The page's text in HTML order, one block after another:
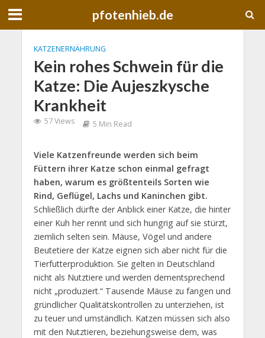
pfotenhieb.de
KATZENERNÄHRUNG
Kein rohes Schwein für die
Katze: Die Aujeszkysche
Krankheit
57 Views 5 Min Read
Viele Katzenfreunde werden sich beim
Füttern ihrer Katze schon einmal gefragt
haben, warum es größtenteils Sorten wie
Rind, Geflügel, Lachs und Kaninchen gibt.
Schließlich dürfte der Anblick einer Katze, die hinter
einer Kuh her rennt und sich hungrig auf sie stürzt,
ziemlich selten sein. Mäuse, Vögel und andere
Beutetiere der Katze eignen sich aber nicht für die
Tierfutterproduktion. Sie gelten in Deutschland
nicht als Nutztiere und werden dementsprechend
nicht „produziert.“ Tausende Mäuse zu fangen und
gründlicher Qualitätskontrollen zu unterziehen, ist
zu teuer und umständlich. Katzen müssen sich also
mit den Nutztieren, beziehungsweise dem, was